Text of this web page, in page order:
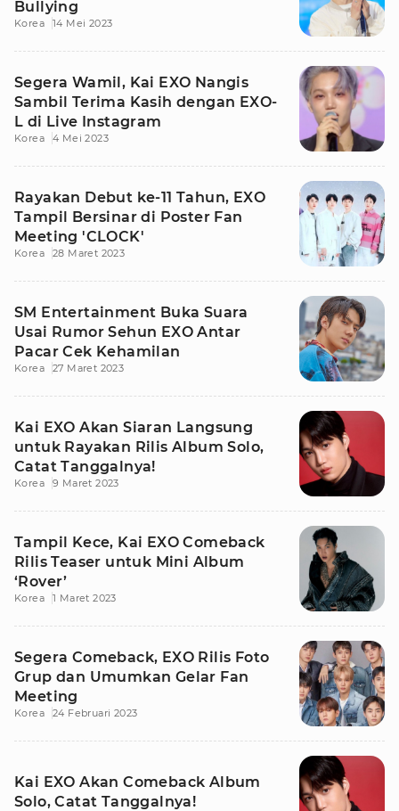
Bullying
Korea 14 Mei 2023
Segera Wamil, Kai EXO Nangis
Sambil Terima Kasih dengan EXO-
L di Live Instagram
Korea 4 Mei 2023
Rayakan Debut ke-11 Tahun, EXO
Tampil Bersinar di Poster Fan
Meeting 'CLOCK'
Korea 28 Maret 2023
SM Entertainment Buka Suara
Usai Rumor Sehun EXO Antar
Pacar Cek Kehamilan
Korea 27 Maret 2023
Kai EXO Akan Siaran Langsung
untuk Rayakan Rilis Album Solo,
Catat Tanggalnya!
Korea 9 Maret 2023
Tampil Kece, Kai EXO Comeback
Rilis Teaser untuk Mini Album
‘Rover’
Korea 1 Maret 2023
Segera Comeback, EXO Rilis Foto
Grup dan Umumkan Gelar Fan
Meeting
Korea 24 Februari 2023
Kai EXO Akan Comeback Album
Solo, Catat Tanggalnya!